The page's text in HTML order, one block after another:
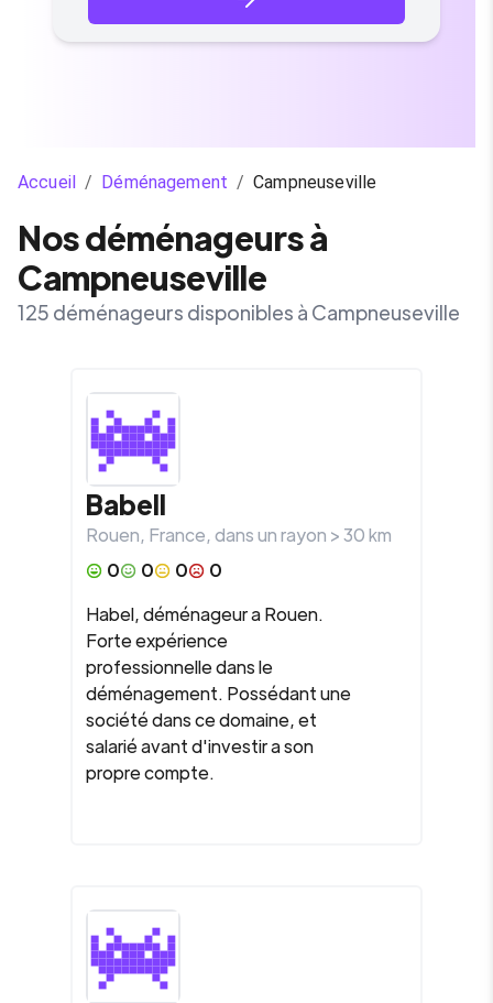
Accueil / Déménagement / Campneuseville
Nos déménageurs à
Campneuseville
125 déménageurs disponibles à Campneuseville
Babell
Rouen, France, dans un rayon >30km
0
0 0
0
Habel, déménageur a Rouen.
Forte expérience
professionnelle dans le
déménagement. Possédant une
société dans ce domaine, et
salarié avant d'investir a son
propre compte.